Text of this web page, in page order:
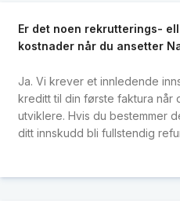
Er det noen rekrutterings-
kostnader når du ansetter
Ja. Vi krever et innledende
kreditt til din første faktura når
utviklere. Hvis du bestemmer
ditt innskudd bli fullstendig